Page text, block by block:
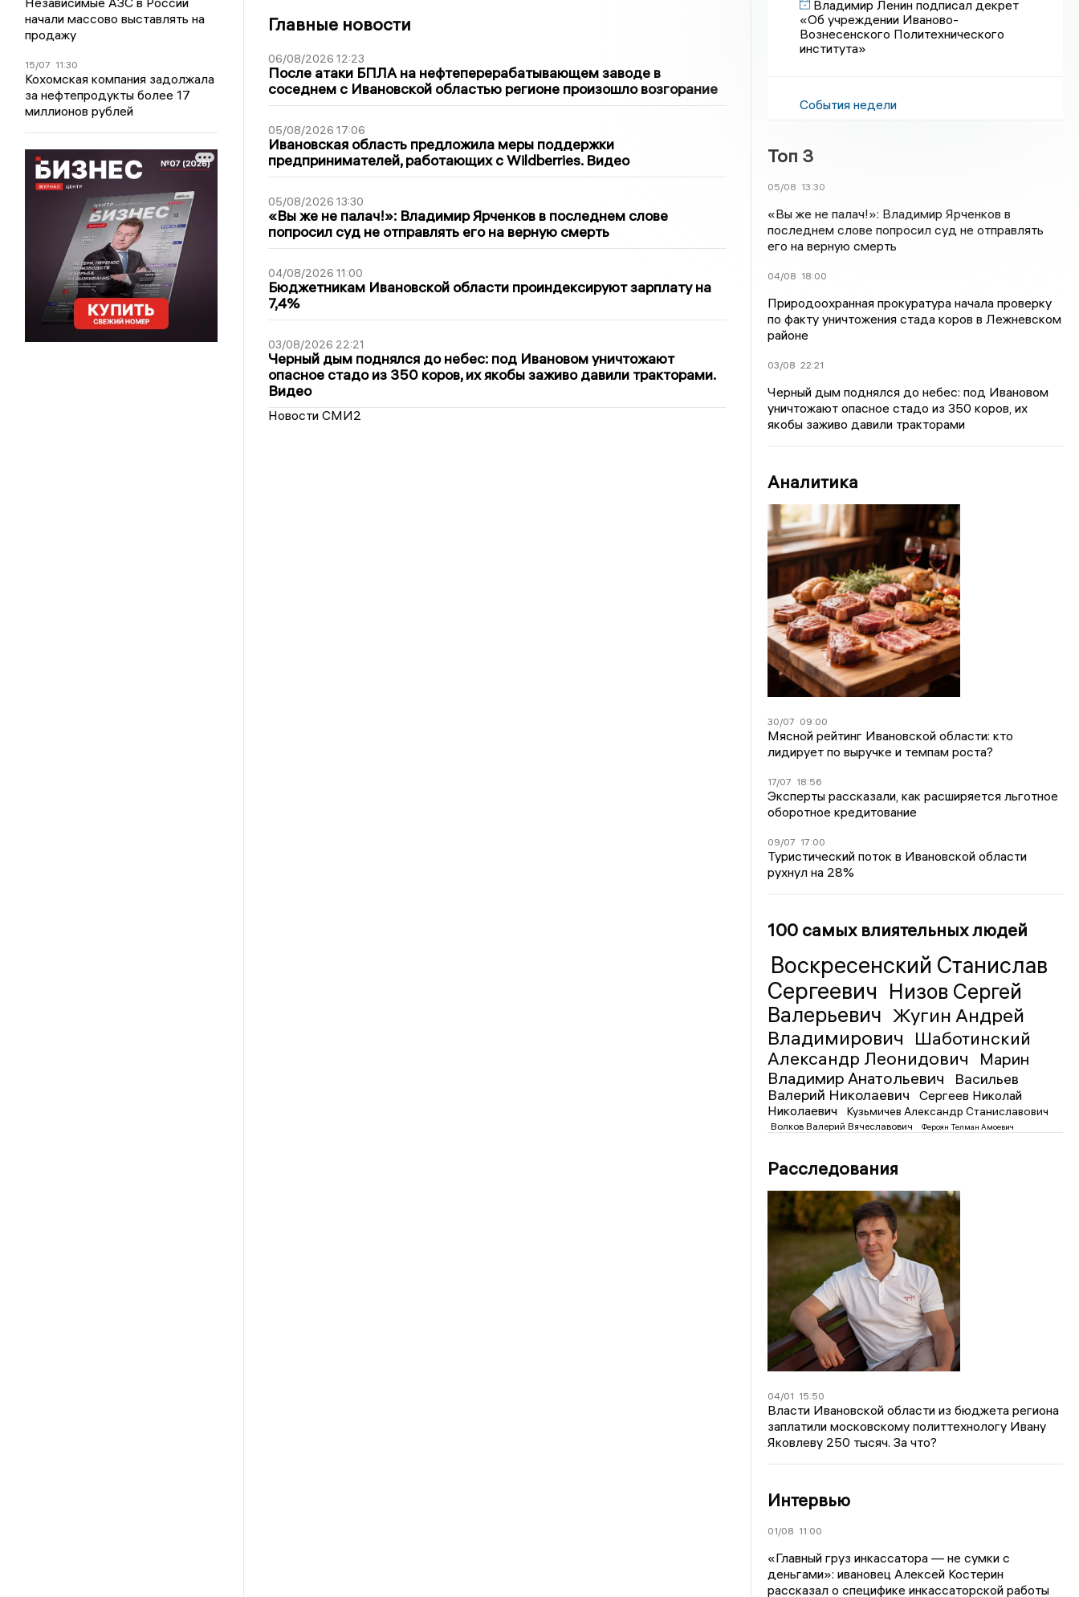
начали массово выставлять на
продажу
15/07 11:30
Кохомская компания задолжала
за нефтепродукты более 17
миллионов рублей
Главные новости
06/08/2026 12:23
После атаки БПЛА на нефтеперерабатывающем заводе в
соседнем с Ивановской областью регионе произошло возгорание
05/08/2026 17:06
Ивановская область предложила меры поддержки
предпринимателей, работающих с Wildberries. Видео
05/08/2026 13:30
«Вы же не палач!»: Владимир Ярченков в последнем слове
попросил суд не отправлять его на верную смерть
04/08/2026 11:00
Бюджетникам Ивановской области проиндексируют зарплату на
7,4%
03/08/2026 22:21
Черный дым поднялся до небес: под Ивановом уничтожают
опасное стадо из 350 коров, их якобы заживо давили тракторами.
Видео
Новости СМИ2
Владимир Ленин подписал декрет
«Об учреждении Иваново-
Вознесенского Политехнического
института»
События недели
Топ 3
05/08 13:30
«Вы же не палач!»: Владимир Ярченков в
последнем слове попросил суд не отправлять
его на верную смерть
04/08 18:00
Природоохранная прокуратура начала проверку
по факту уничтожения стада коров в Лежневском
районе
03/08 22:21
Черный дым поднялся до небес: под Ивановом
уничтожают опасное стадо из 350 коров, их
якобы заживо давили тракторами
Аналитика
30/07 09:00
Мясной рейтинг Ивановской области: кто
лидирует по выручке и темпам роста?
17/07 18:56
Эксперты рассказали, как расширяется льготное
оборотное кредитование
09/07 17:00
Туристический поток в Ивановской области
рухнул на 28%
100 самых влиятельных людей
Воскресенский Станислав
Сергеевич Низов Сергей
Валерьевич Жугин Андрей
Владимирович
Шаботинский
Александр Леонидович
Марин
Владимир Анатольевич
Васильев
Валерий Николаевич
Сергеев Николай
Николаевич
Кузьмичев Александр Станиславович
Волков Валерий Вячеславович Фероян Телман Амоевич
Расследования
04/01 15:50
Власти Ивановской области из бюджета региона
заплатили московскому политтехнологу Ивану
Яковлеву 250 тысяч. За что?
Интервью
01/08 11:00
«Главный груз инкассатора — не сумки с
деньгами»: ивановец Алексей Костерин
рассказал о специфике инкассаторской работы